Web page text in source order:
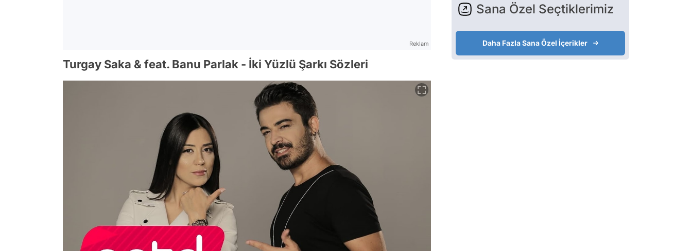
Reklam
Turgay Saka & feat. Banu Parlak - İki Yüzlü Şarkı Sözleri
Sana Özel Seçtiklerimiz
Daha Fazla Sana Özel İçerikler